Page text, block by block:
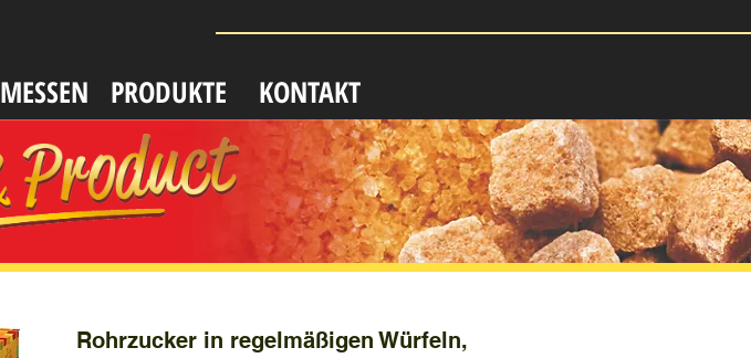
MESSEN PRODUKTE KONTAKT
Rohrzucker in regelmäßigen Würfeln,